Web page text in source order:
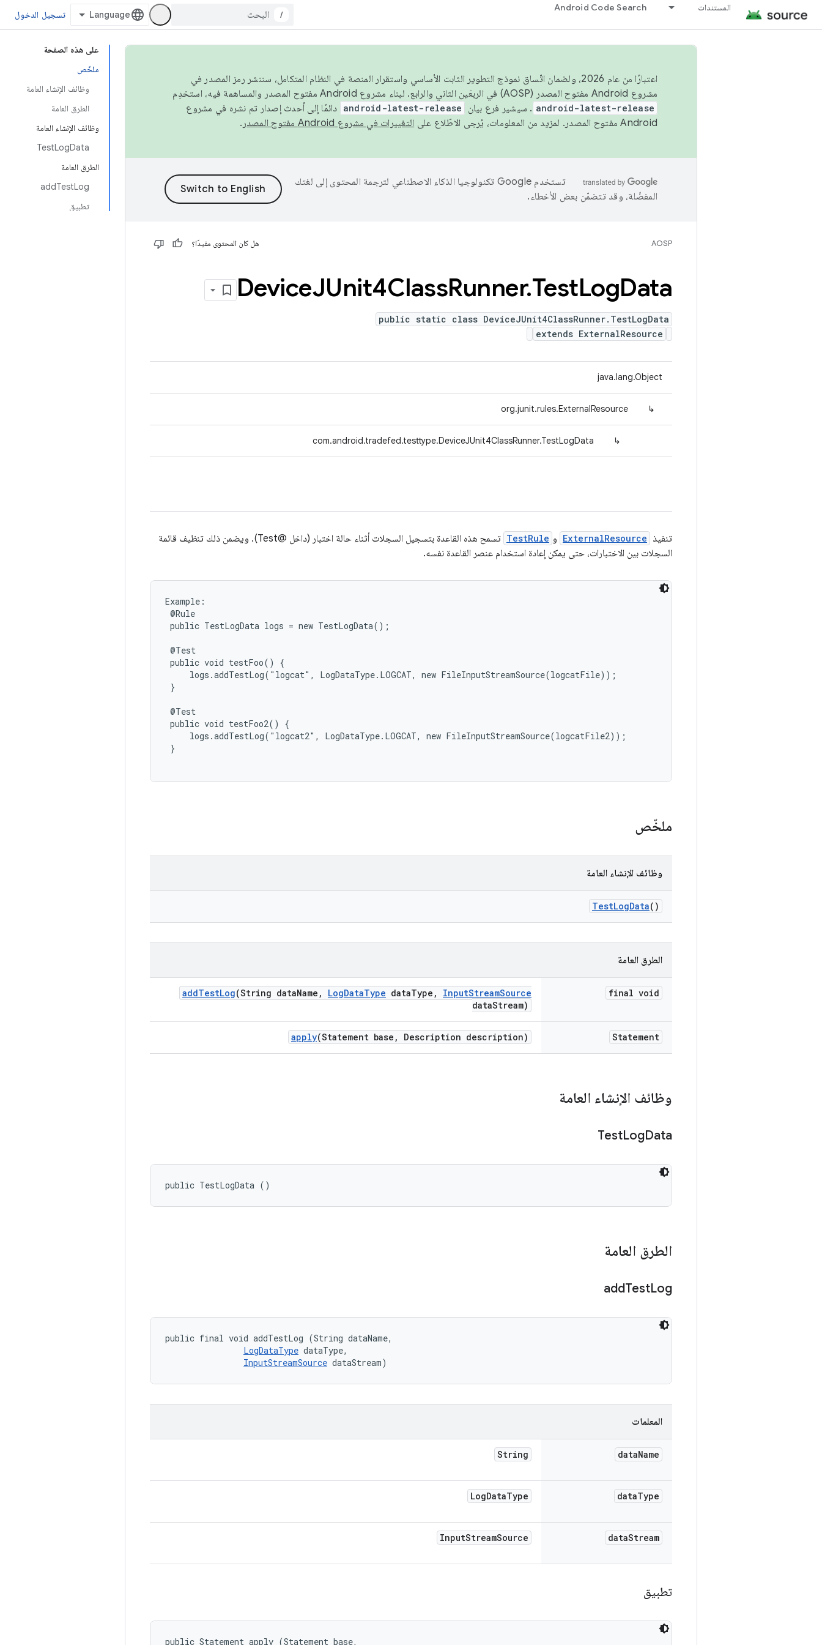
المستندات Android Code Search
/ تسجيل الدخول
على هذه الصفحة
ملخّص
وظائف الإنشاء العامة
الطرق العامة
وظائف الإنشاء العامة
TestLogData
الطرق العامة
addTestLog
تطبيق
اعتبارًا من عام 2026، ولضمان اتّساق نموذج التطوير الثابت الأساسي واستقرار المنصة في النظام المتكامل، سننشر رمز المصدر في
مشروع Android مفتوح المصدر (AOSP) في الربعَين الثاني والرابع. لبناء مشروع Android مفتوح المصدر والمساهمة فيه، استخدِم
android-latest-release . سيشير فرع بيان android-latest-release دائمًا إلى أحدث إصدار تم نشره في مشروع
Android مفتوح المصدر. لمزيد من المعلومات، يُرجى الاطّلاع على
التغييرات في مشروع Android مفتوح المصدر .
تستخدم Google تكنولوجيا الذكاء الاصطناعي لترجمة المحتوى إلى لغتك
المفضّلة، وقد تتضمّن بعض الأخطاء.
AOSP هل كان المحتوى مفيدًا؟
DeviceJUnit4ClassRunner.TestLogData
public static class DeviceJUnit4ClassRunner.TestLogData
extends ExternalResource
java.lang.Object
↳
org.junit.rules.ExternalResource
↳
com.android.tradefed.testtype.DeviceJUnit4ClassRunner.TestLogData
تنفيذ ExternalResource و TestRule
تسمح هذه القاعدة بتسجيل السجلات أثناء حالة اختبار (داخل @Test). ويضمن ذلك تنظيف قائمة
السجلات بين الاختبارات، حتى يمكن إعادة استخدام عنصر القاعدة نفسه.
Example:
@Rule
public TestLogData logs = new TestLogData();
@Test
public void testFoo() {
     logs.addTestLog("logcat", LogDataType.LOGCAT, new FileInputStreamSource(logcatFile));
}
@Test
public void testFoo2() {
     logs.addTestLog("logcat2", LogDataType.LOGCAT, new FileInputStreamSource(logcatFile2));
}
ملخّص
وظائف الإنشاء العامة
TestLogData()
الطرق العامة
final void
addTestLog(String dataName , LogDataType dataType , InputStreamSource
dataStream)
Statement
apply(Statement base , Description description)
وظائف الإنشاء العامة
TestLogData
public TestLogData ()
الطرق العامة
addTestLog
public final void addTestLog (String dataName,
LogDataType dataType,
InputStreamSource dataStream)
المعلمات
dataName
String
dataType
LogDataType
dataStream
InputStreamSource
تطبيق
public Statement apply (Statement base,